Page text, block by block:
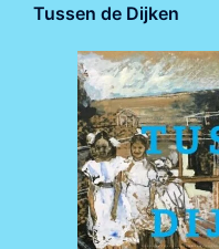
Tussen de Dijken